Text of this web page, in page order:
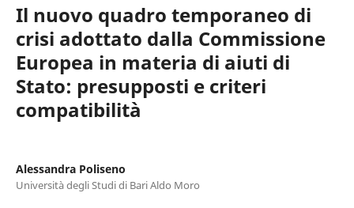
Il nuovo quadro temporaneo di
crisi adottato dalla Commissione
Europea in materia di aiuti di
Stato: presupposti e criteri
compatibilità
Alessandra Poliseno
Università degli Studi di Bari Aldo Moro